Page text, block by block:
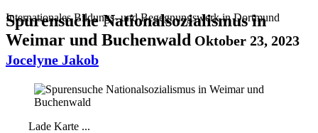
Internationales Bildungs- und Begegnungswerk in Dortmund
Spurensuche Nationalsozialismus in
Weimar und Buchenwald Oktober 23, 2023
Jocelyne Jakob
Lade Karte ...